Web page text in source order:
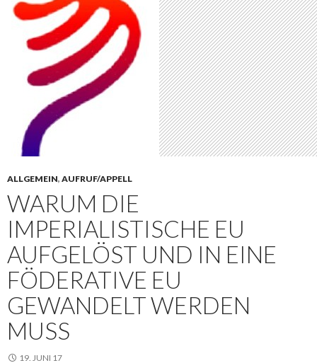
ALLGEMEIN, AUFRUF/APPELL
WARUM DIE
IMPERIALISTISCHE EU
AUFGELÖST UND IN EINE
FÖDERATIVE EU
GEWANDELT WERDEN
MUSS
19. JUNI 17